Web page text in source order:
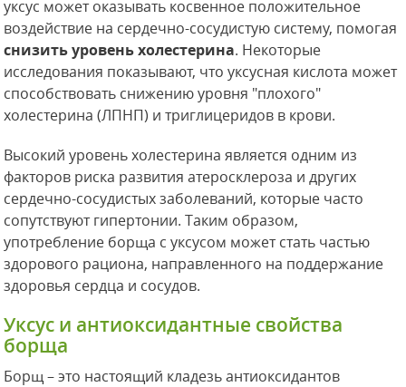
уксус может оказывать косвенное положительное
воздействие на сердечно-сосудистую систему, помогая
снизить уровень холестерина. Некоторые
исследования показывают, что уксусная кислота может
способствовать снижению уровня "плохого"
холестерина (ЛПНП) и триглицеридов в крови.
Высокий уровень холестерина является одним из
факторов риска развития атеросклероза и других
сердечно-сосудистых заболеваний, которые часто
сопутствуют гипертонии. Таким образом,
употребление борща с уксусом может стать частью
здорового рациона, направленного на поддержание
здоровья сердца и сосудов.
Уксус и антиоксидантные свойства
борща
Борщ – это настоящий кладезь антиоксидантов